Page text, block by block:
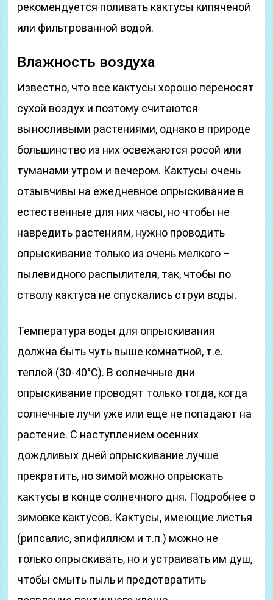
рекомендуется поливать кактусы кипяченой
или фильтрованной водой.
Влажность воздуха
Известно, что все кактусы хорошо переносят
сухой воздух и поэтому считаются
выносливыми растениями, однако в природе
большинство из них освежаются росой или
туманами утром и вечером. Кактусы очень
отзывчивы на ежедневное опрыскивание в
естественные для них часы, но чтобы не
навредить растениям, нужно проводить
опрыскивание только из очень мелкого –
пылевидного распылителя, так, чтобы по
стволу кактуса не спускались струи воды.
Температура воды для опрыскивания
должна быть чуть выше комнатной, т.е.
теплой (30-40°С). В солнечные дни
опрыскивание проводят только тогда, когда
солнечные лучи уже или еще не попадают на
растение. С наступлением осенних
дождливых дней опрыскивание лучше
прекратить, но зимой можно опрыскать
кактусы в конце солнечного дня. Подробнее о
зимовке кактусов. Кактусы, имеющие листья
(рипсалис, эпифиллюм и т.п.) можно не
только опрыскивать, но и устраивать им душ,
чтобы смыть пыль и предотвратить